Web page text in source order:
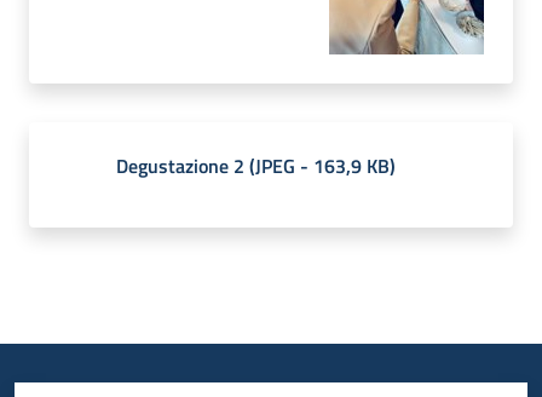
Degustazione 2 (JPEG - 163,9 KB)